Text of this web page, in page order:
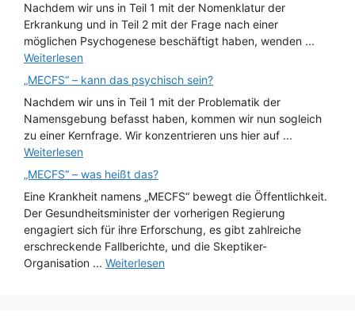
Nachdem wir uns in Teil 1 mit der Nomenklatur der
Erkrankung und in Teil 2 mit der Frage nach einer
möglichen Psychogenese beschäftigt haben, wenden ...
Weiterlesen
„MECFS“ – kann das psychisch sein?
Nachdem wir uns in Teil 1 mit der Problematik der
Namensgebung befasst haben, kommen wir nun sogleich
zu einer Kernfrage. Wir konzentrieren uns hier auf ...
Weiterlesen
„MECFS“ – was heißt das?
Eine Krankheit namens „MECFS“ bewegt die Öffentlichkeit.
Der Gesundheitsminister der vorherigen Regierung
engagiert sich für ihre Erforschung, es gibt zahlreiche
erschreckende Fallberichte, und die Skeptiker-
Organisation ... Weiterlesen